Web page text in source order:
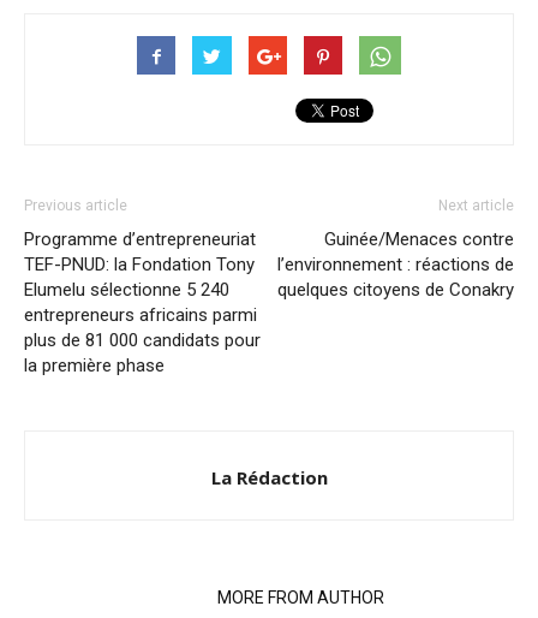
Previous article
Programme d’entrepreneuriat
TEF-PNUD: la Fondation Tony
Elumelu sélectionne 5 240
entrepreneurs africains parmi
plus de 81 000 candidats pour
la première phase
Next article
Guinée/Menaces contre
l’environnement : réactions de
quelques citoyens de Conakry
La Rédaction
MORE FROM AUTHOR